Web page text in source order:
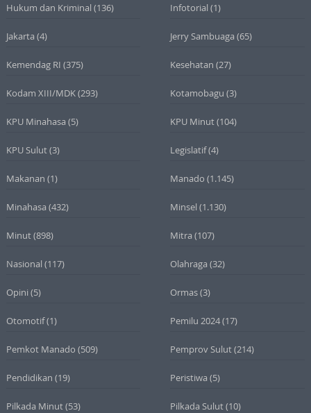
Hukum dan Kriminal (136) Infotorial (1)
Jakarta (4) Jerry Sambuaga (65)
Kemendag RI (375) Kesehatan (27)
Kodam XIII/MDK(293) Kotamobagu (3)
KPU Minahasa (5) KPU Minut(104)
KPU Sulut(3) Legislatif(4)
Makanan (1) Manado (1.145)
Minahasa (432) Minsel (1.130)
Minut(898) Mitra (107)
Nasional (117) Olahraga (32)
Opini (5) Ormas(3)
Otomotif(1) Pemilu 2024(17)
Pemkot Manado (509) Pemprov Sulut(214)
Pendidikan (19) Peristiwa (5)
Pilkada Minut(53) Pilkada Sulut(10)